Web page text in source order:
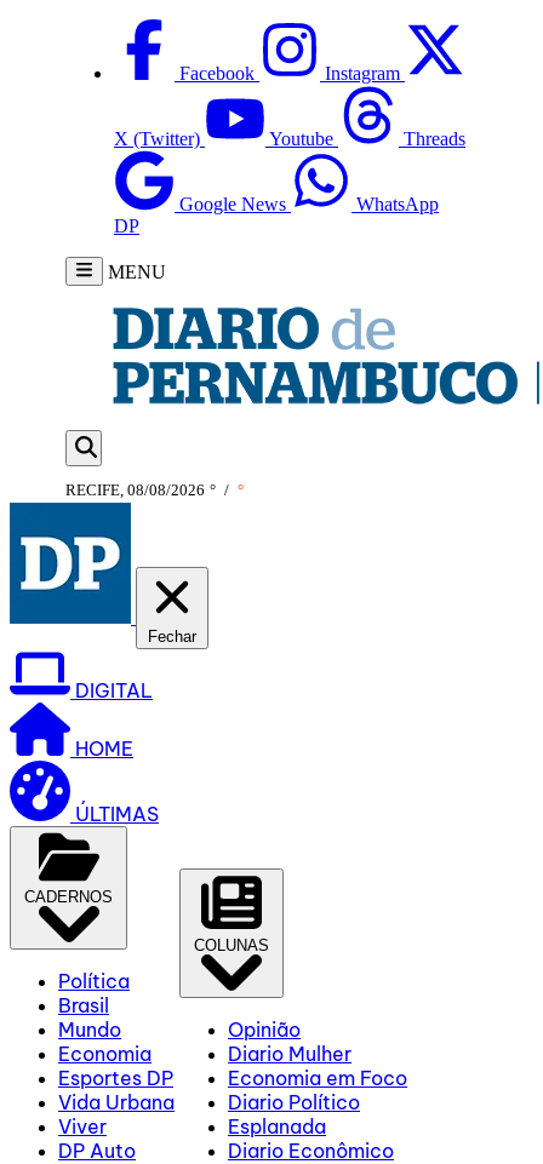
Facebook Instagram
X (Twitter) Youtube Threads
Google News
WhatsApp
DP
MENU
RECIFE, 08/08/2026 ° / °
Fechar
DIGITAL
HOME
ÚLTIMAS
CADERNOS
Política
Brasil
Mundo
Economia
Esportes DP
Vida Urbana
Viver
DP Auto
COLUNAS
Opinião
Diario Mulher
Economia em Foco
Diario Político
Esplanada
Diario Econômico